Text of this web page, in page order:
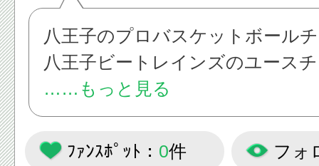
八王子のプロバスケットボール
八王子ビートレインズのユース
子ビートレインズU１５」の活動
いきます！
……もっと見る
ﾌｧﾝｽﾎﾟｯﾄ： 0件 フォ